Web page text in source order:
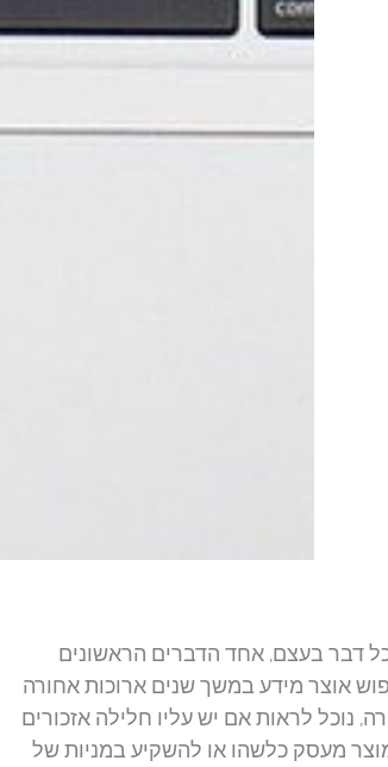
כל דבר בעצם, אחד הדברים הראשונים
אוצר מידע במשך שנים ארוכות אחורה
נוכל לראות אם יש עליו חלילה אזכורים
מעסק כלשהו או להשקיע במניות של